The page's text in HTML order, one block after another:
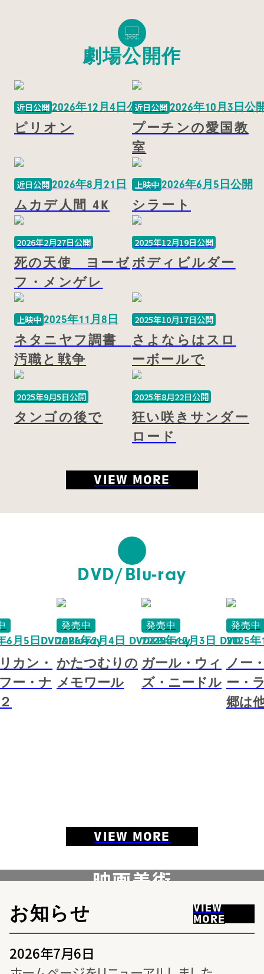
劇場公開作
近日公開2026年12月4日公開
ピリオン
近日公開2026年10月3日公
プーチンの愛国教
室
近日公開2026年8月21日
ムカデ人間 4K
上映中2026年6月5日公開
シラート
2026年2月27日公開
死の天使 ヨーゼ
フ・メンゲレ
2025年12月19日公開
ボディビルダー
上映中2025年11月8日
ネタニヤフ調書
汚職と戦争
2025年10月17日公開
さよならはスロ
ーボールで
2025年9月5日公開
タンゴの後で
2025年8月22日公開
狂い咲きサンダー
ロード
VIEW MORE
DVD/Blu-ray
6月5日DVD&Blu-ray
カン・
ー・ナ
発売中
2026年2月4日 DVD&Blu-ray
かたつむりの
メモワール
発売中
2025年12月3日 DVD
ガール・ウィ
ズ・ニードル
発売中
2025年
ノー
ー・
郷は
VIEW MORE
映画美術
お知らせ
VIEW
MORE
2026年7月6日